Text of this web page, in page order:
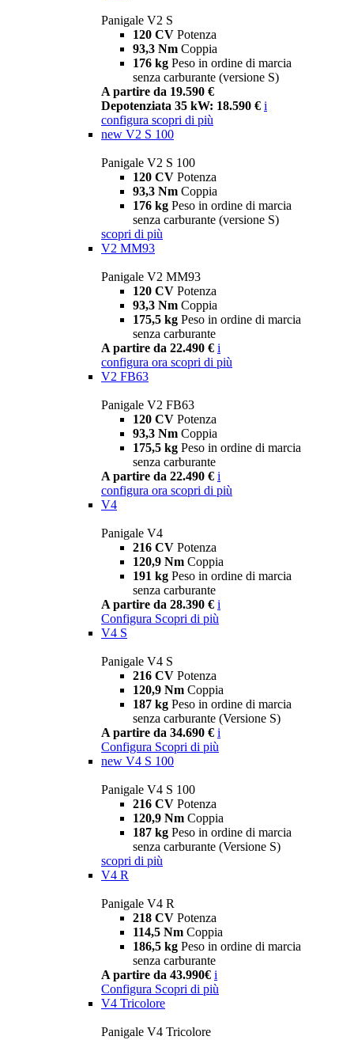
Panigale V2 S
120 CV Potenza
93,3 Nm Coppia
176 kg Peso in ordine di marcia
senza carburante (versione S)
A partire da 19.590 €
Depotenziata 35 kW: 18.590 € i
configura scopri di più
new V2 S 100
Panigale V2 S 100
120 CV Potenza
93,3 Nm Coppia
176 kg Peso in ordine di marcia
senza carburante (versione S)
scopri di più
V2 MM93
Panigale V2 MM93
120 CV Potenza
93,3 Nm Coppia
175,5 kg Peso in ordine di marcia
senza carburante
A partire da 22.490 € i
configura ora scopri di più
V2 FB63
Panigale V2 FB63
120 CV Potenza
93,3 Nm Coppia
175,5 kg Peso in ordine di marcia
senza carburante
A partire da 22.490 € i
configura ora scopri di più
V4
Panigale V4
216 CV Potenza
120,9 Nm Coppia
191 kg Peso in ordine di marcia
senza carburante
A partire da 28.390 € i
Configura Scopri di più
V4 S
Panigale V4 S
216 CV Potenza
120,9 Nm Coppia
187 kg Peso in ordine di marcia
senza carburante (Versione S)
A partire da 34.690 € i
Configura Scopri di più
new V4 S 100
Panigale V4 S 100
216 CV Potenza
120,9 Nm Coppia
187 kg Peso in ordine di marcia
senza carburante (Versione S)
scopri di più
V4 R
Panigale V4 R
218 CV Potenza
114,5 Nm Coppia
186,5 kg Peso in ordine di marcia
senza carburante
A partire da 43.990€ i
Configura Scopri di più
V4 Tricolore
Panigale V4 Tricolore